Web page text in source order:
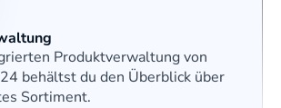
Produktverwaltung von
behältst du den Überblick über
Sortiment.